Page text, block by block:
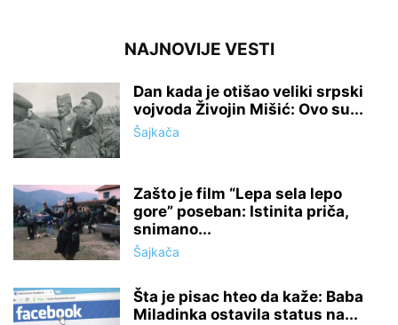
NAJNOVIJE VESTI
Dan kada je otišao veliki srpski
vojvoda Živojin Mišić: Ovo su...
Šajkača
Zašto je film “Lepa sela lepo
gore” poseban: Istinita priča,
snimano...
Šajkača
Šta je pisac hteo da kaže: Baba
Miladinka ostavila status na...